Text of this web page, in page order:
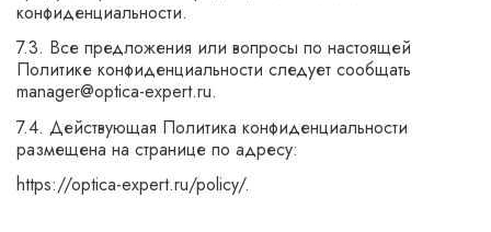
конфиденциальности.
7.3. Все предложения или вопросы по настоящей
Политике конфиденциальности следует сообщать
manager@optica-expert.ru.
7.4. Действующая Политика конфиденциальности
размещена на странице по адресу:
https://optica-expert.ru/policy/.